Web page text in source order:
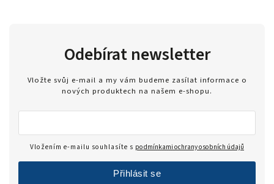
Odebírat newsletter
Vložte svůj e-mail a my vám budeme zasílat informace o
nových produktech na našem e-shopu.
Vložením e-mailu souhlasíte s podmínkami ochrany osobních údajů
Přihlásit se